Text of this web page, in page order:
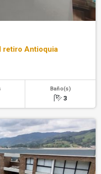
retiro Antioquia
Baño(s)
3